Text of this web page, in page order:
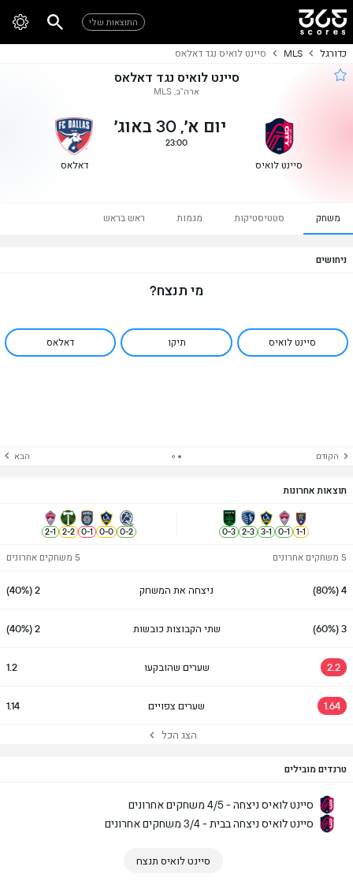
התוצאות שלי
כדורגל MLS סיינט לואיס נגד דאלאס
סיינט לואיס נגד דאלאס
ארה"ב, MLS
סיינט לואיס
יום א׳, 30 באוג׳
23:00
דאלאס
משחק סטטיסטיקות מגמות ראש בראש
ניחושים
מי תנצח?
סיינט לואיס תיקו דאלאס
הקודם הבא
תוצאות אחרונות
1
-
1
1
-
0
1
-
3
3
-
2
3
-
0
2
-
0
0
-
0
1
-
0
2
-
2
1
-
2
5 משחקים אחרונים 5 משחקים אחרונים
4 (80%) ניצחה את המשחק 2 (40%)
3 (60%) שתי הקבוצות כובשות 2 (40%)
2.2 שערים שהובקעו 1.2
1.64 שערים צפויים 1.14
הצג הכל
טרנדים מובילים
סיינט לואיס ניצחה - 4/5 משחקים אחרונים
סיינט לואיס ניצחה בבית - 3/4 משחקים אחרונים
סיינט לואיס תנצח